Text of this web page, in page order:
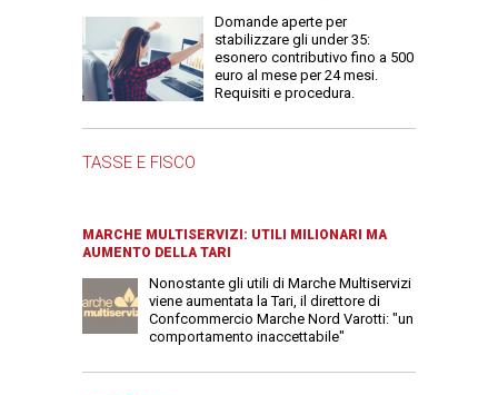
Domande aperte per
stabilizzare gli under 35:
esonero contributivo fino a 500
euro al mese per 24 mesi.
Requisiti e procedura.
TASSE E FISCO
MARCHE MULTISERVIZI: UTILI MILIONARI MA
AUMENTO DELLA TARI
Nonostante gli utili di Marche Multiservizi
viene aumentata la Tari, il direttore di
Confcommercio Marche Nord Varotti: "un
comportamento inaccettabile"